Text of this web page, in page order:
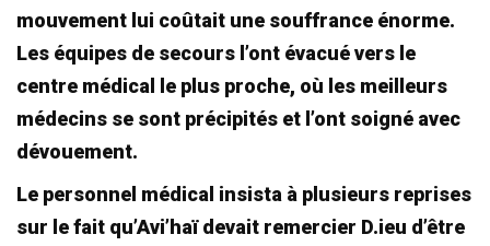
mouvement lui coûtait une souffrance énorme.
Les équipes de secours l’ont évacué vers le
centre médical le plus proche, où les meilleurs
médecins se sont précipités et l’ont soigné avec
dévouement.
Le personnel médical insista à plusieurs reprises
sur le fait qu’Avi’haï devait remercier D.ieu d’être